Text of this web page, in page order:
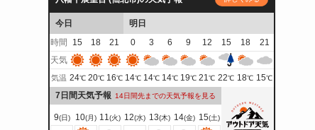
今日
明日
時間
15 18 21 0 3 6 9 12 15 18
21
天気
気温 24℃ 20℃ 16℃ 14℃ 14℃ 14℃ 19℃ 21℃ 22℃ 18℃ 15℃
7日間天気予報 14日間先までの天気予報を見る
9(日) 10(月) 11(火) 12(水) 13(木) 14(金) 15(土)